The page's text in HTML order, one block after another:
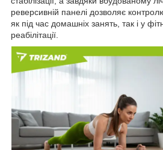
реверсивній панелі дозволяє
як під час домашніх занять, так і у
реабілітації.